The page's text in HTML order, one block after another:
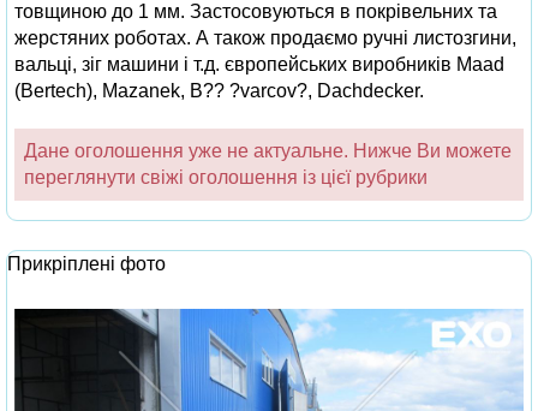
товщиною до 1 мм. Застосовуються в покрівельних та
жерстяних роботах. А також продаємо ручні листозгини,
вальці, зіг машини і т.д. європейських виробників Maad
(Bertech), Mazanek, B?? ?varcov?, Dachdecker.
Дане оголошення уже не актуальне. Нижче Ви можете
переглянути свіжі оголошення із цієї рубрики
Прикріплені фото